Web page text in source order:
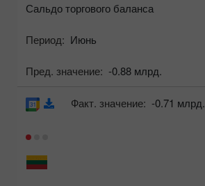
Сальдо торгового баланса
Период: Июнь
Пред. значение: -0.88 млрд.
Факт. значение: -0.71 млрд.